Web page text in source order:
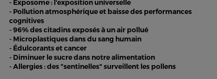
- Exposome : l'exposition universelle
- Pollution atmosphérique et baisse des performances
cognitives
- 96% des citadins exposés à un air pollué
- Microplastiques dans du sang humain
- Édulcorants et cancer
- Diminuer le sucre dans notre alimentation
- Allergies : des "sentinelles" surveillent les pollens